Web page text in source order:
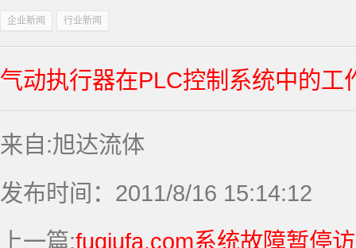
企业新闻 行业新闻
气动执行器在PLC控制系统中的工
来自:旭达流体
发布时间：2011/8/16 15:14:12
上一篇:fuqiufa.com系统故障暂停